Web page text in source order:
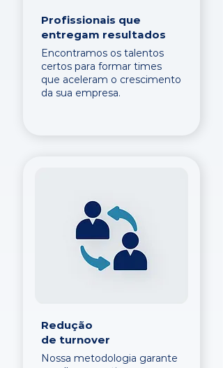
Profissionais que
entregam resultados
Encontramos os talentos
certos para formar times
que aceleram o crescimento
da sua empresa.
Redução
de turnover
Nossa metodologia garante